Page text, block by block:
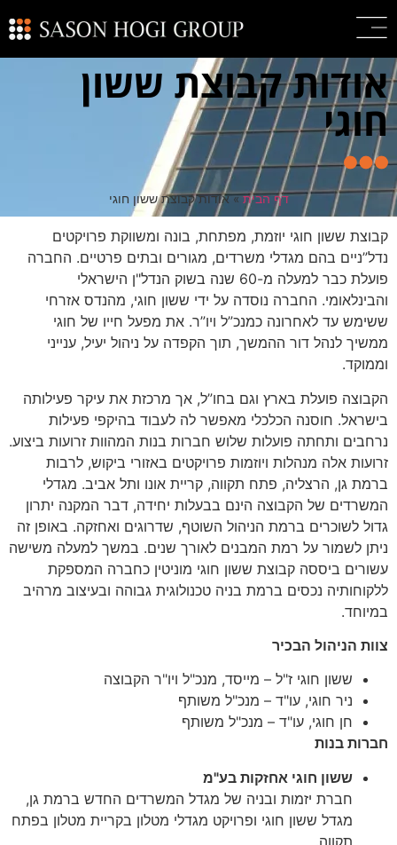
אודות קבוצת ששון
חוגי
דף הבית»אודות קבוצת ששון חוגי
קבוצת ששון חוגי יוזמת, מפתחת, בונה ומשווקת פרויקטים
נדל”ניים בהם מגדלי משרדים, מגורים ובתים פרטיים. החברה
פועלת כבר למעלה מ-60 שנה בשוק הנדל"ן הישראלי
והבינלאומי. החברה נוסדה על ידי ששון חוגי, מהנדס אזרחי
ששימש עד לאחרונה כמנכ”ל ויו”ר. את מפעל חייו של חוגי
ממשיך לנהל דור ההמשך, תוך הקפדה על ניהול יעיל, ענייני
וממוקד.
הקבוצה פועלת בארץ וגם בחו”ל, אך מרכזת את עיקר פעילותה
בישראל. חוסנה הכלכלי מאפשר לה לעבוד בהיקפי פעילות
נרחבים ותחתה פועלות שלוש חברות בנות המהוות זרועות ביצוע.
זרועות אלה מנהלות ויוזמות פרויקטים באזורי ביקוש, לרבות
ברמת גן, הרצליה, פתח תקווה, קריית אונו ותל אביב. מגדלי
המשרדים של הקבוצה הינם בבעלות יחידה, דבר המקנה יתרון
גדול לשוכרים ברמת הניהול השוטף, שדרוגים ואחזקה. באופן זה
ניתן לשמור על רמת המבנים לאורך שנים. במשך למעלה משישה
עשורים ביססה קבוצת ששון חוגי מוניטין כחברה המספקת
ללקוחותיה נכסים ברמת בניה טכנולוגית גבוהה ובעיצוב מרהיב
במיוחד.
צוות הניהול הבכיר
ששון חוגי ז"ל – מייסד, מנכ"ל ויו"ר הקבוצה
ניר חוגי, עו"ד – מנכ"ל משותף
חן חוגי, עו"ד – מנכ"ל משותף
חברות בנות
ששון חוגי אחזקות בע"מ
חברת יזמות ובניה של מגדל המשרדים החדש ברמת גן,
מגדל ששון חוגי ופרויקט מגדלי מטלון בקריית מטלון בפתח
תקווה.